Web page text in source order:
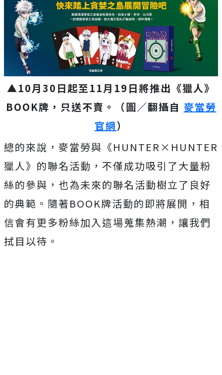
▲10月30日起至11月19日將推出《獵人》
BOOK牌，只送不賣。（圖／翻攝自 麥當勞
官網）
總的來說，麥當勞與《HUNTER×HUNTER
獵人》的聯名活動，不僅成功吸引了大量粉
絲的參與，也為未來的聯名活動樹立了良好
的典範。隨著BOOK牌活動的即將展開，相
信會有更多粉絲加入這場蒐集熱潮，讓我們
拭目以待。